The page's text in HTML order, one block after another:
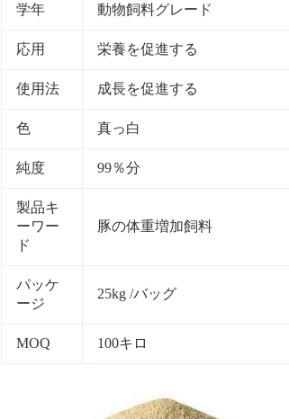
学年 動物飼料グレード
応用 栄養を促進する
使用法 成長を促進する
色 真っ白
純度 99％分
製品キ
ーワー
ド
豚の体重増加飼料
パッケ
ージ
25kg /バッグ
MOQ 100キロ